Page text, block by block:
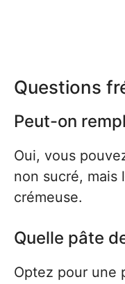
Questions
Peut-on
Oui, vous
non sucré, mais
crémeuse.
Quelle pâte
Optez pour une